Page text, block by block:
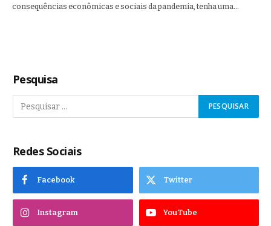
consequências econômicas e sociais da pandemia, tenha uma…
Pesquisa
Redes Sociais
Facebook Twitter
Instagram YouTube